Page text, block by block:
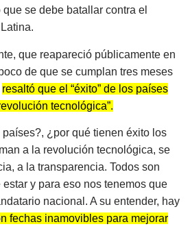
se debe batallar contra el
que reapareció públicamente en
de que se cumplan tres meses
resaltó que el “éxito” de los países
tecnológica”.
países?, ¿por qué tienen éxito los
a la revolución tecnológica, se
a la transparencia. Todos son
y para eso nos tenemos que
nacional. A su entender, hay
fechas inamovibles para mejorar